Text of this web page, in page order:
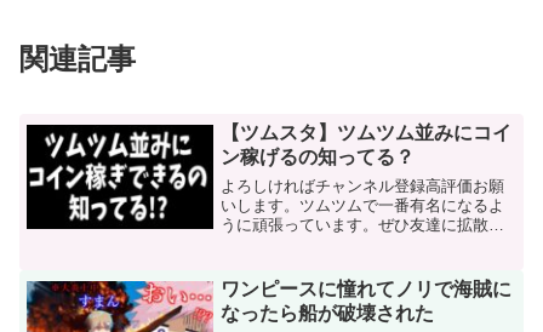
関連記事
【ツムスタ】ツムツム並みにコイ
ン稼げるの知ってる？
よろしければチャンネル登録高評価お願
いします。ツムツムで一番有名になるよ
うに頑張っています。ぜひ友達に拡散し
sales+humei@game8.jp■プレゼント/お手
紙→ ...
ワンピースに憧れてノリで海賊に
なったら船が破壊された